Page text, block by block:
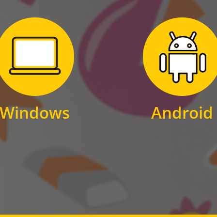
Windows
Zum Download
für Windows
Android
Zum Download
für Android